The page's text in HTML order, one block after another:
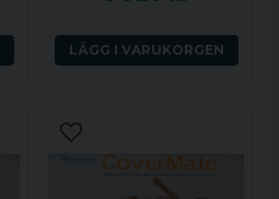
LÄGG I VARUKORGEN